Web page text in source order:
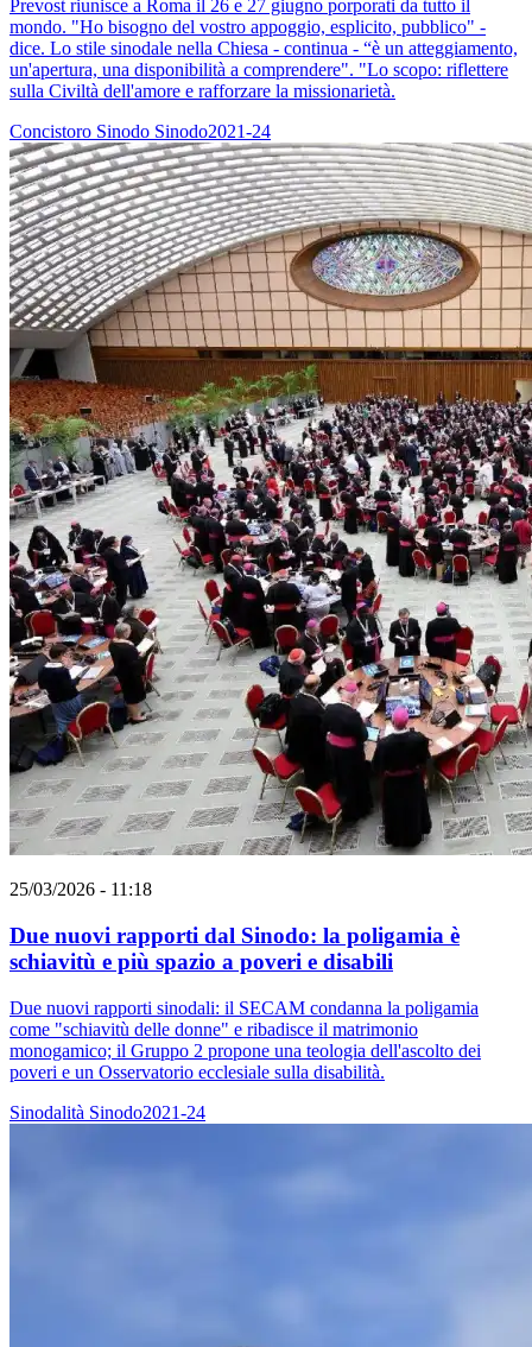
Prevost riunisce a Roma il 26 e 27 giugno porporati da tutto il
mondo. "Ho bisogno del vostro appoggio, esplicito, pubblico" -
dice. Lo stile sinodale nella Chiesa - continua - “è un atteggiamento,
un'apertura, una disponibilità a comprendere". "Lo scopo: riflettere
sulla Civiltà dell'amore e rafforzare la missionarietà.
Concistoro Sinodo Sinodo2021-24
25/03/2026 - 11:18
Due nuovi rapporti dal Sinodo: la poligamia è
schiavitù e più spazio a poveri e disabili
Due nuovi rapporti sinodali: il SECAM condanna la poligamia
come "schiavitù delle donne" e ribadisce il matrimonio
monogamico; il Gruppo 2 propone una teologia dell'ascolto dei
poveri e un Osservatorio ecclesiale sulla disabilità.
Sinodalità Sinodo2021-24